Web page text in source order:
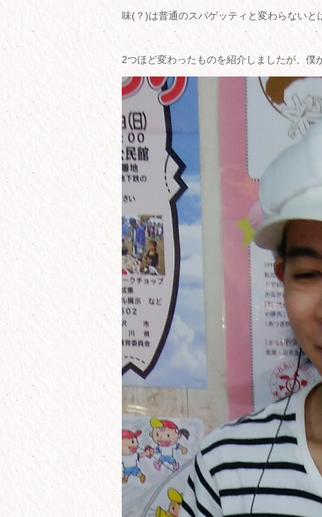
味(？)は普通のスパゲッティと変わらない
2つほど変わったものを紹介しましたが、僕